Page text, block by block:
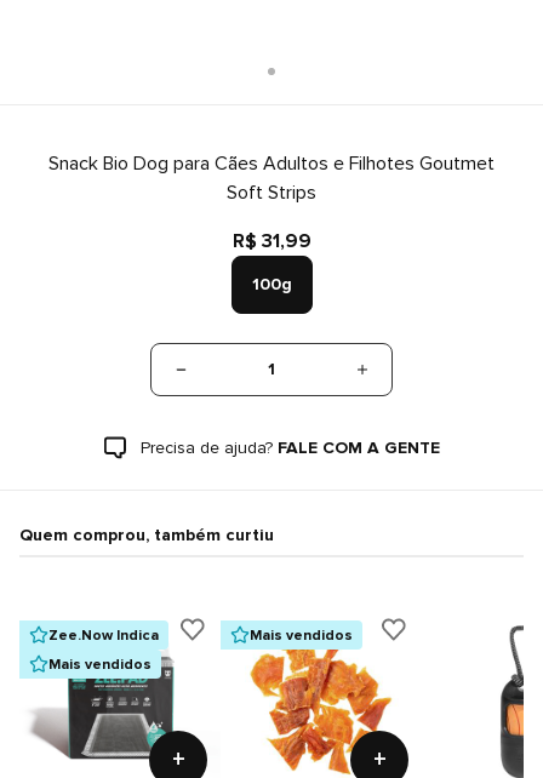
Snack Bio Dog para Cães Adultos e Filhotes Goutmet
Soft Strips
R$ 31,99
100g
1
Precisa de ajuda? FALE COM A GENTE
Quem comprou, também curtiu
Zee.Now Indica
Mais vendidos
+
Mais vendidos
+